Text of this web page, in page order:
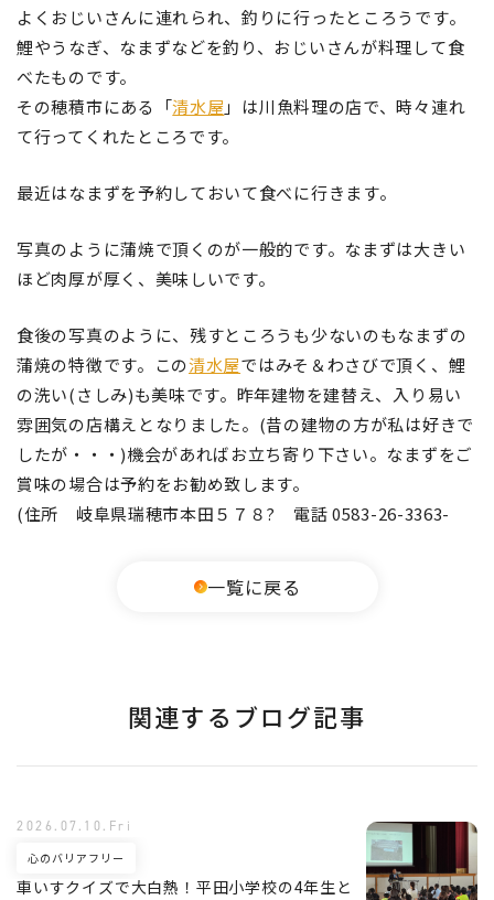
よくおじいさんに連れられ、釣りに行ったところうです。
鯉やうなぎ、なまずなどを釣り、おじいさんが料理して食
べたものです。
その穂積市にある「清水屋」は川魚料理の店で、時々連れ
て行ってくれたところです。
最近はなまずを予約しておいて食べに行きます。
写真のように蒲焼で頂くのが一般的です。なまずは大きい
ほど肉厚が厚く、美味しいです。
食後の写真のように、残すところうも少ないのもなまずの
蒲焼の特徴です。この清水屋ではみそ＆わさびで頂く、鯉
の洗い(さしみ)も美味です。昨年建物を建替え、入り易い
雰囲気の店構えとなりました。(昔の建物の方が私は好きで
したが・・・)機会があればお立ち寄り下さい。なまずをご
賞味の場合は予約をお勧め致します。
(住所 岐阜県瑞穂市本田５７８? 電話 0583-26-3363-
一覧に戻る
関連するブログ記事
車いすクイズで大白熱！平田小学校の4年生と
心のバリアフリー
2026.07.10.Fri